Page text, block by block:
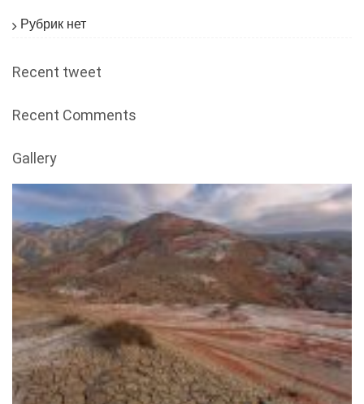
Рубрик нет
Recent tweet
Recent Comments
Gallery